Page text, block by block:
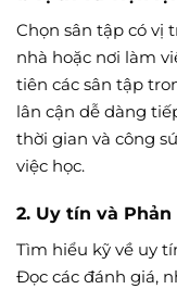
Chọn sân tập có vị
nhà hoặc nơi làm
tiên các sân tập
lân cận dễ dàng
thời gian và công
việc học.
2. Uy tín và
Tìm hiểu kỹ về uy
Đọc các đánh giá,